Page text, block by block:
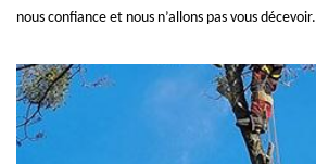
nous confiance et nous n’allons pas vous décevoir.